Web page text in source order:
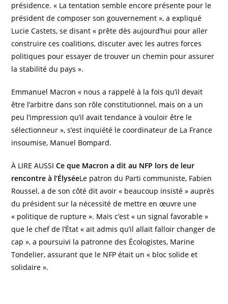
présidence. « La tentation semble encore présente pour le
président de composer son gouvernement », a expliqué
Lucie Castets, se disant « prête dès aujourd’hui pour aller
construire ces coalitions, discuter avec les autres forces
politiques pour essayer de trouver un chemin pour assurer
la stabilité du pays ».
Emmanuel Macron « nous a rappelé à la fois qu’il devait
être l’arbitre dans son rôle constitutionnel, mais on a un
peu l’impression qu’il avait tendance à vouloir être le
sélectionneur », s’est inquiété le coordinateur de La France
insoumise, Manuel Bompard.
À LIRE AUSSI Ce que Macron a dit au NFP lors de leur
rencontre à l’ÉlyséeLe patron du Parti communiste, Fabien
Roussel, a de son côté dit avoir « beaucoup insisté » auprès
du président sur la nécessité de mettre en œuvre une
« politique de rupture ». Mais c’est « un signal favorable »
que le chef de l’État « ait admis qu’il allait falloir changer de
cap », a poursuivi la patronne des Écologistes, Marine
Tondelier, assurant que le NFP était un « bloc solide et
solidaire ».